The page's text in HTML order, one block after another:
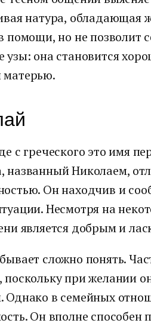
натура, обладающая
помощи, но не позволит
узы: она становится
с греческого это имя
Николаем,
Он находчив и
Несмотря на
является добрым и
сложно понять.
при желании
в семейных
Он вполне способен